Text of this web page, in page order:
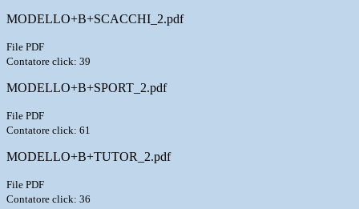
MODELLO+B+SCACCHI_2.pdf
File PDF
Contatore click: 39
MODELLO+B+SPORT_2.pdf
File PDF
Contatore click: 61
MODELLO+B+TUTOR_2.pdf
File PDF
Contatore click: 36